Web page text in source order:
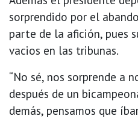
sorprendido por el
parte de la afición, pues
vacios en las tribunas.
“No sé, nos sorprende a
después de un
demás, pensamos que